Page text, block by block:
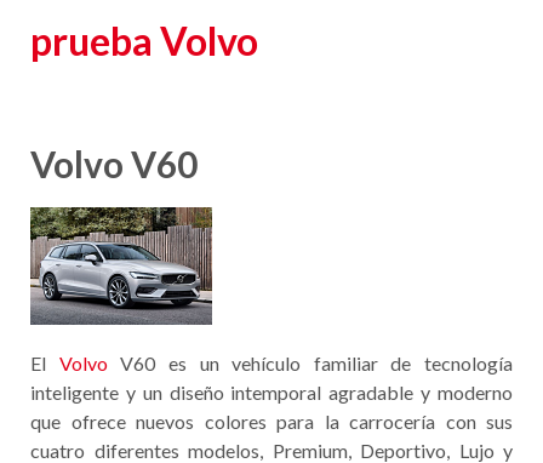
prueba Volvo
Volvo V60
El VolvoV60 es un vehículo familiar de tecnología
inteligente y un diseño intemporal agradable y moderno
que ofrece nuevos colores para la carrocería con sus
cuatro diferentes modelos, Premium, Deportivo, Lujo y